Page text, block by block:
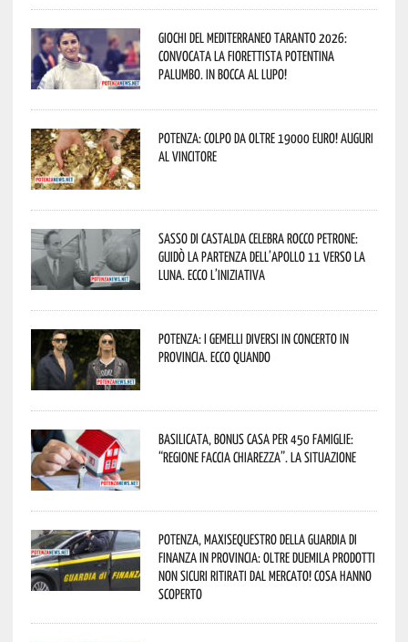
Giochi del Mediterraneo Taranto 2026:
convocata la fiorettista potentina
Palumbo. In bocca al lupo!
Potenza: colpo da oltre 19000 Euro! Auguri
al vincitore
Sasso di Castalda celebra Rocco Petrone:
guidò la partenza dell’Apollo 11 verso la
Luna. Ecco l’iniziativa
Potenza: i Gemelli DiVersi in concerto in
provincia. Ecco quando
Basilicata, Bonus casa per 450 famiglie:
“Regione faccia chiarezza”. La situazione
Potenza, maxisequestro della Guardia di
Finanza in provincia: oltre duemila prodotti
non sicuri ritirati dal mercato! Cosa hanno
scoperto